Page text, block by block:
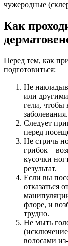
чужеродные
Как
Перед тем, как
подготовиться:
Не
или
гели, чтобы
заболевания.
Следует
перед
Не стричь
грибок –
кусочки
результат.
Если вы
отказаться
флоре, и
трудно.
Не мыть
волосами